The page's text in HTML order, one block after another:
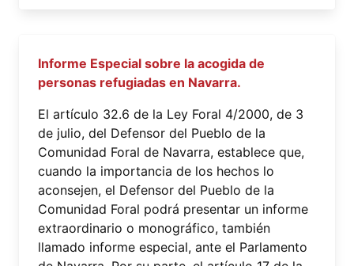
Informe Especial sobre la acogida de
personas refugiadas en Navarra.
El artículo 32.6 de la Ley Foral 4/2000, de 3
de julio, del Defensor del Pueblo de la
Comunidad Foral de Navarra, establece que,
cuando la importancia de los hechos lo
aconsejen, el Defensor del Pueblo de la
Comunidad Foral podrá presentar un informe
extraordinario o monográfico, también
llamado informe especial, ante el Parlamento